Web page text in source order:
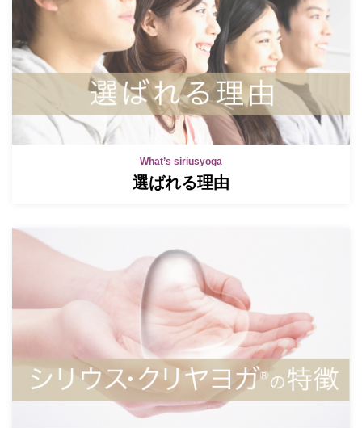
What’s siriusyoga
選ばれる理由